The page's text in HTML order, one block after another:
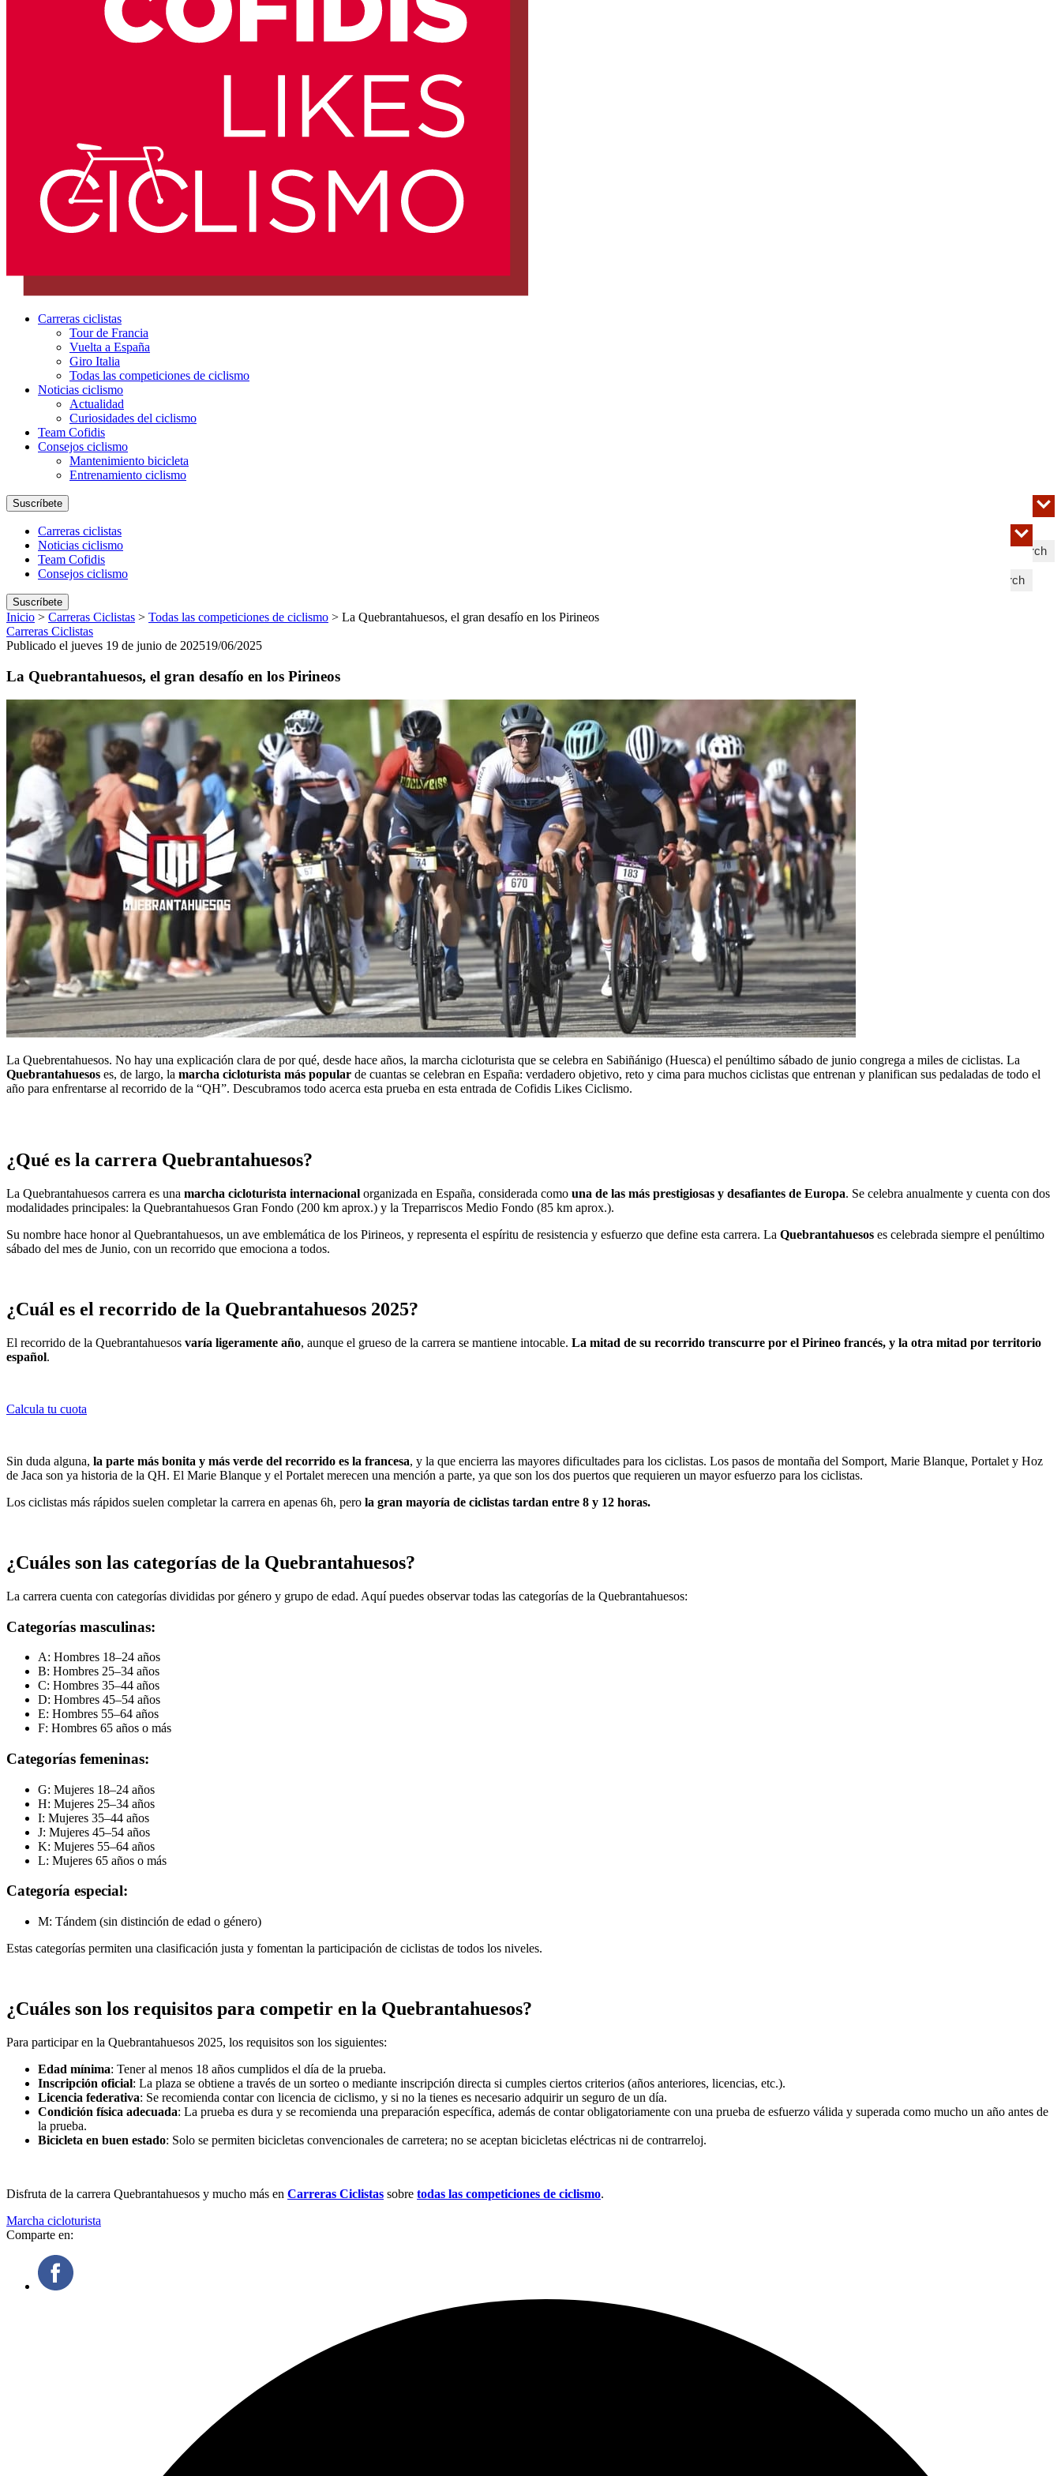
Carreras ciclistas
Tour de Francia
Vuelta a España
Giro Italia
Todas las competiciones de ciclismo
Noticias ciclismo
Actualidad
Curiosidades del ciclismo
Team Cofidis
Consejos ciclismo
Mantenimiento bicicleta
Entrenamiento ciclismo
Search
Suscríbete
Search
Carreras ciclistas
Noticias ciclismo
Team Cofidis
Consejos ciclismo
Suscríbete
Inicio > Carreras Ciclistas > Todas las competiciones de ciclismo > La Quebrantahuesos, el gran desafío en los Pirineos
Carreras Ciclistas
Publicado el jueves 19 de junio de 202519/06/2025
La Quebrantahuesos, el gran desafío en los Pirineos
La Quebrentahuesos. No hay una explicación clara de por qué, desde hace años, la marcha cicloturista que se celebra en Sabiñánigo (Huesca) el penúltimo sábado de junio congrega a miles de ciclistas. La
Quebrantahuesos es, de largo, la marcha cicloturista más popular de cuantas se celebran en España: verdadero objetivo, reto y cima para muchos ciclistas que entrenan y planifican sus pedaladas de todo el
año para enfrentarse al recorrido de la “QH”. Descubramos todo acerca esta prueba en esta entrada de Cofidis Likes Ciclismo.
¿Qué es la carrera Quebrantahuesos?
La Quebrantahuesos carrera es una marcha cicloturista internacional organizada en España, considerada como una de las más prestigiosas y desafiantes de Europa. Se celebra anualmente y cuenta con dos
modalidades principales: la Quebrantahuesos Gran Fondo (200 km aprox.) y la Treparriscos Medio Fondo (85 km aprox.).
Su nombre hace honor al Quebrantahuesos, un ave emblemática de los Pirineos, y representa el espíritu de resistencia y esfuerzo que define esta carrera. La Quebrantahuesos es celebrada siempre el penúltimo
sábado del mes de Junio, con un recorrido que emociona a todos.
¿Cuál es el recorrido de la Quebrantahuesos 2025?
El recorrido de la Quebrantahuesos varía ligeramente año, aunque el grueso de la carrera se mantiene intocable. La mitad de su recorrido transcurre por el Pirineo francés, y la otra mitad por territorio
español.
Calcula tu cuota
Sin duda alguna, la parte más bonita y más verde del recorrido es la francesa, y la que encierra las mayores dificultades para los ciclistas. Los pasos de montaña del Somport, Marie Blanque, Portalet y Hoz
de Jaca son ya historia de la QH. El Marie Blanque y el Portalet merecen una mención a parte, ya que son los dos puertos que requieren un mayor esfuerzo para los ciclistas.
Los ciclistas más rápidos suelen completar la carrera en apenas 6h, pero la gran mayoría de ciclistas tardan entre 8 y 12 horas.
¿Cuáles son las categorías de la Quebrantahuesos?
La carrera cuenta con categorías divididas por género y grupo de edad. Aquí puedes observar todas las categorías de la Quebrantahuesos:
Categorías masculinas:
A: Hombres 18–24 años
B: Hombres 25–34 años
C: Hombres 35–44 años
D: Hombres 45–54 años
E: Hombres 55–64 años
F: Hombres 65 años o más
Categorías femeninas:
G: Mujeres 18–24 años
H: Mujeres 25–34 años
I: Mujeres 35–44 años
J: Mujeres 45–54 años
K: Mujeres 55–64 años
L: Mujeres 65 años o más
Categoría especial:
M: Tándem (sin distinción de edad o género)
Estas categorías permiten una clasificación justa y fomentan la participación de ciclistas de todos los niveles.
¿Cuáles son los requisitos para competir en la Quebrantahuesos?
Para participar en la Quebrantahuesos 2025, los requisitos son los siguientes:
Edad mínima: Tener al menos 18 años cumplidos el día de la prueba.
Inscripción oficial: La plaza se obtiene a través de un sorteo o mediante inscripción directa si cumples ciertos criterios (años anteriores, licencias, etc.).
Licencia federativa: Se recomienda contar con licencia de ciclismo, y si no la tienes es necesario adquirir un seguro de un día.
Condición física adecuada: La prueba es dura y se recomienda una preparación específica, además de contar obligatoriamente con una prueba de esfuerzo válida y superada como mucho un año antes de
la prueba.
Bicicleta en buen estado: Solo se permiten bicicletas convencionales de carretera; no se aceptan bicicletas eléctricas ni de contrarreloj.
Disfruta de la carrera Quebrantahuesos y mucho más en Carreras Ciclistas sobre todas las competiciones de ciclismo.
Marcha cicloturista
Comparte en: